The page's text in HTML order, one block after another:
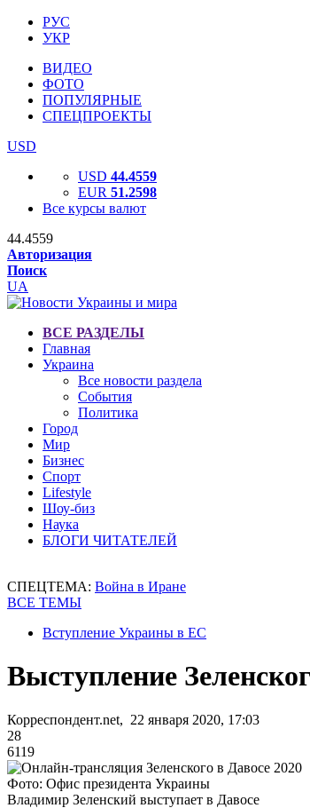
РУС
УКР
ВИДЕО
ФОТО
ПОПУЛЯРНЫЕ
СПЕЦПРОЕКТЫ
USD
USD 44.4559
EUR 51.2598
Все курсы валют
44.4559
Авторизация
Поиск
UA
ВСЕ РАЗДЕЛЫ
Главная
Украина
Все новости раздела
События
Политика
Город
Мир
Бизнес
Спорт
Lifestyle
Шоу-биз
Наука
БЛОГИ ЧИТАТЕЛЕЙ
СПЕЦТЕМА: Война в Иране
ВСЕ ТЕМЫ
Вступление Украины в ЕС
Выступление
Корреспондент.net, 22 января 2020, 17:03
28
6119
Фото: Офис президента Украины
Владимир Зеленский выступает в Давосе